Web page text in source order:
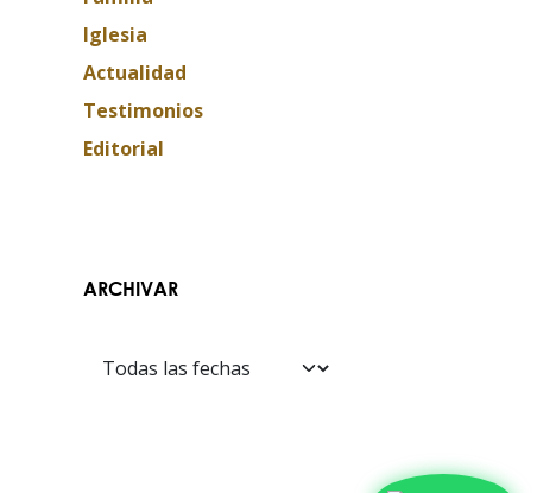
Iglesia
Actualidad
Testimonios
Editorial
ARCHIVAR